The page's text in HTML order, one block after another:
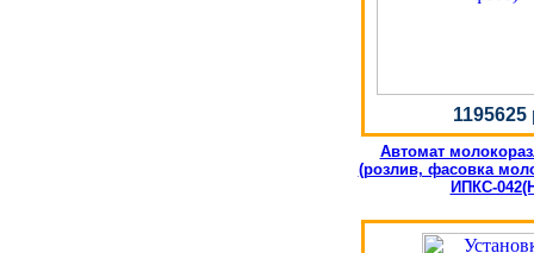
1195625
Автомат
(розлив, фасовка
ИПКС-